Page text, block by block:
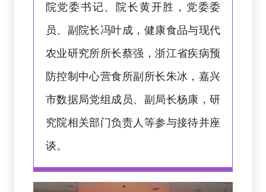
院党委书记、院长黄开胜，党委委
员、副院长冯叶成，健康食品与现代
农业研究所所长蔡强，浙江省疾病预
防控制中心营食所副所长朱冰，嘉兴
市数据局党组成员、副局长杨康，研
究院相关部门负责人等参与接待并座
谈。